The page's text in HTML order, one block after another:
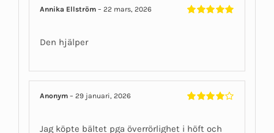
Annika Ellström– 22 mars, 2026
Den hjälper
Anonym– 29 januari, 2026
Jag köpte bältet pga överrörlighet i höft och